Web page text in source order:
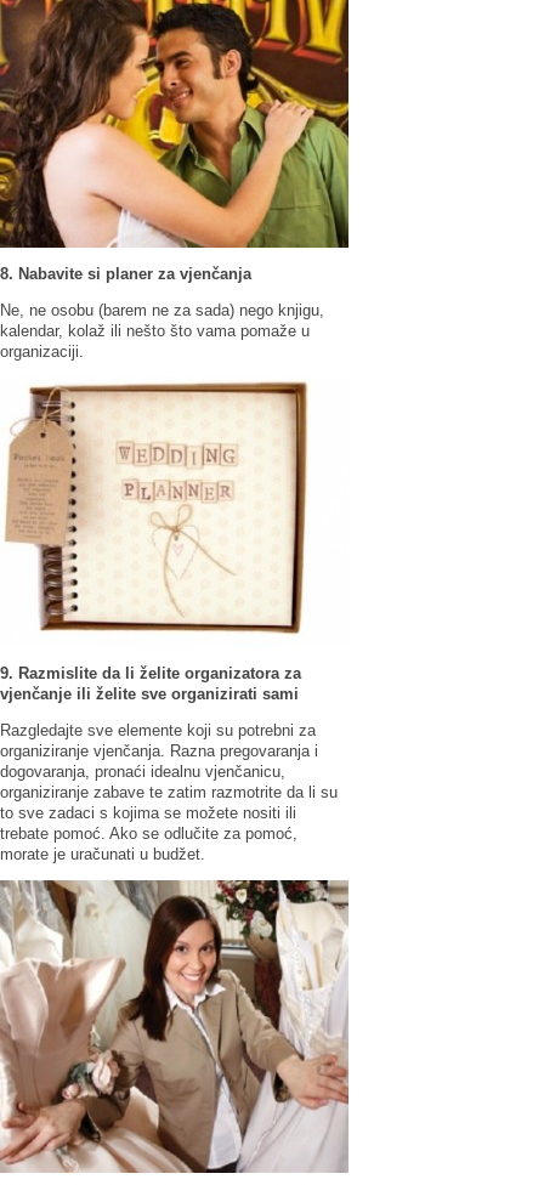
8. Nabavite si planer za vjenčanja
Ne, ne osobu (barem ne za sada) nego knjigu,
kalendar, kolaž ili nešto što vama pomaže u
organizaciji.
9. Razmislite da li želite organizatora za
vjenčanje ili želite sve organizirati sami
Razgledajte sve elemente koji su potrebni za
organiziranje vjenčanja. Razna pregovaranja i
dogovaranja, pronaći idealnu vjenčanicu,
organiziranje zabave te zatim razmotrite da li su
to sve zadaci s kojima se možete nositi ili
trebate pomoć. Ako se odlučite za pomoć,
morate je uračunati u budžet.